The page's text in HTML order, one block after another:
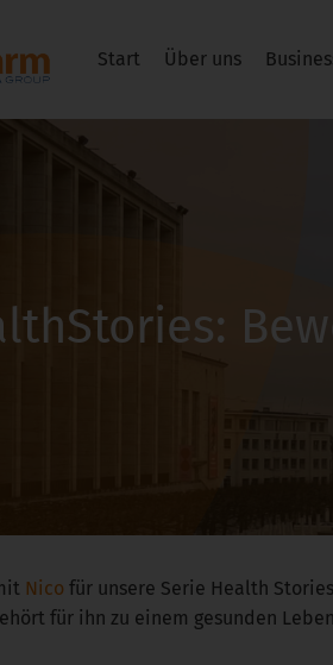
Start Über uns
Nico für unsere Serie Health
für ihn zu einem gesunden